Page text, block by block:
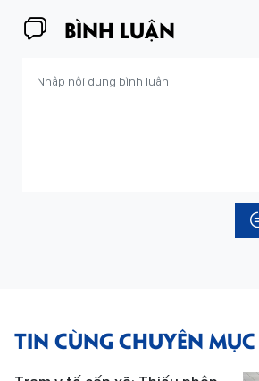
BÌNH LUẬN
TIN CÙNG CHUYÊN MỤC